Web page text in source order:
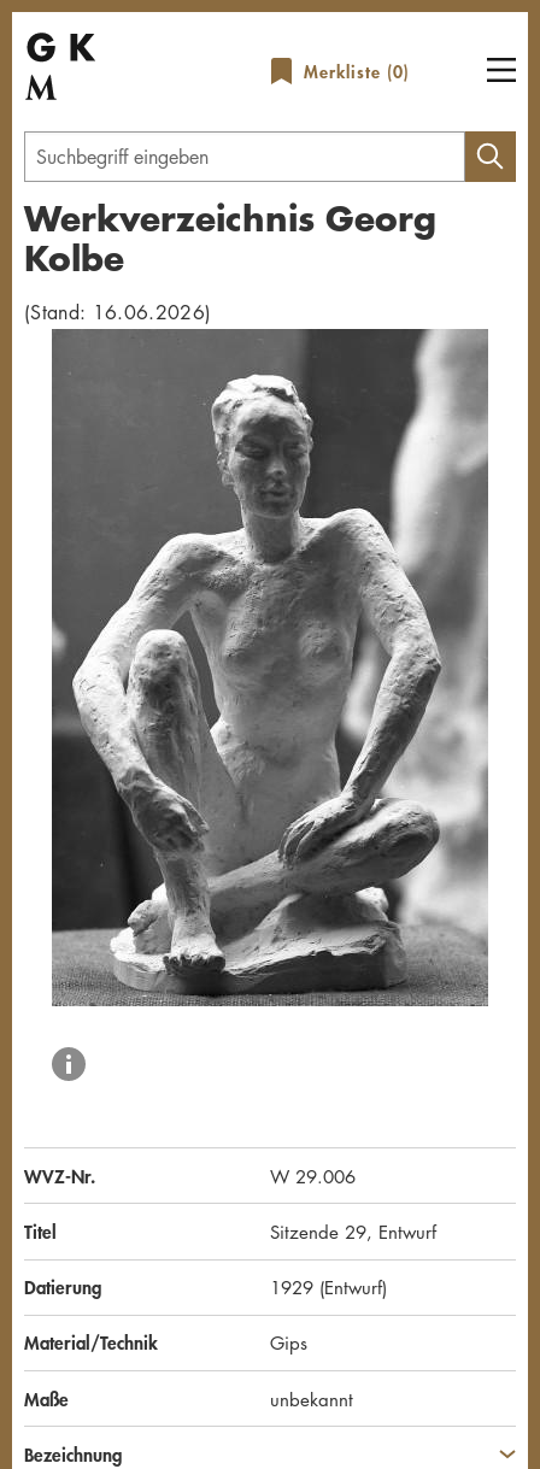
Direkt
zum
Inhalt
Merkliste (0)
Geben
Sie
einen
Suchbegriff
Werkverzeichnis Georg
Kolbe
(Stand: 16.06.2026)
WVZ-Nr. W 29.006
Titel Sitzende 29, Entwurf
Datierung 1929 (Entwurf)
Material/Technik Gips
Maße unbekannt
Bezeichnung